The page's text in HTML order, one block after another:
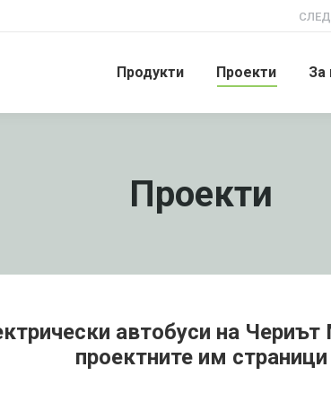
Продукти Проекти За
Проекти
автобуси на
проектните им страници